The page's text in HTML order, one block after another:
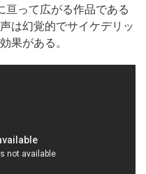
亘って広がる作品である
は幻覚的でサイケデリッ
果がある。